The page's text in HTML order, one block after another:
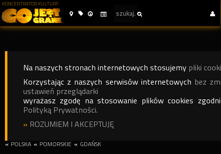
KONCENTRATOR KULTURY
Na naszych stronach internetowych stosujemy pliki
Korzystając z naszych serwisów internetowych bez
ustawień przeglądarki
wyrażasz zgodę na stosowanie plików cookies
Polityką Prywatności.
» ROZUMIEM I AKCEPTUJĘ
« POLSKA « POMORSKIE « GDAŃSK